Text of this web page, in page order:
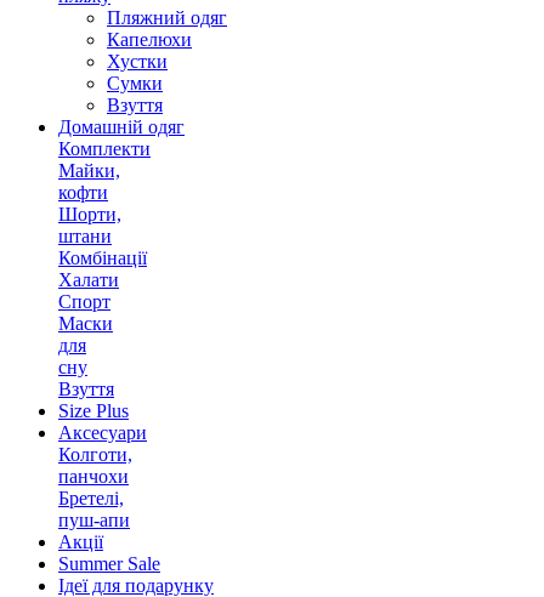
Пляжний одяг
Капелюхи
Хустки
Сумки
Взуття
Домашній одяг
Комплекти
Майки,
кофти
Шорти,
штани
Комбінації
Халати
Спорт
Маски
для
сну
Взуття
Size Plus
Аксесуари
Колготи,
панчохи
Бретелі,
пуш-апи
Акції
Summer Sale
Ідеї для подарунку